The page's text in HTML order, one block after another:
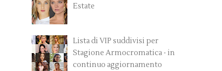
Estate
Lista di VIP suddivisi per
Stagione Armocromatica - in
continuo aggiornamento